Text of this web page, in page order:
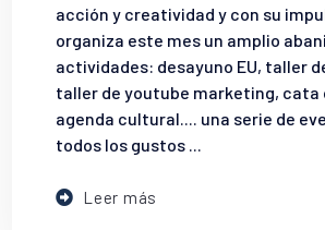
acción y creatividad y con su
organiza este mes un amplio
actividades: desayuno EU, taller
taller de youtube marketing, cata
agenda cultural.... una serie de
todos los gustos ...
Leer más